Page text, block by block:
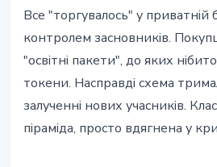
Все "торгувалось" у приватній
контролем засновників.
"освітні пакети", до яких
токени. Насправді схема
залученні нових учасників.
піраміда, просто вдягнена у